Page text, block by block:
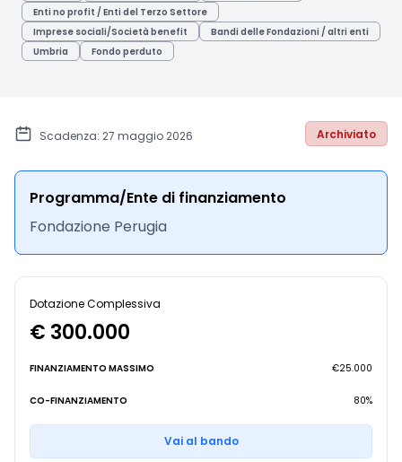
Enti no profit / Enti del Terzo Settore
Imprese sociali/Società benefit
Bandi delle Fondazioni / altri enti
Umbria
Fondo perduto
Scadenza: 27 maggio 2026 Archiviato
Programma/Ente di finanziamento
Fondazione Perugia
Dotazione Complessiva
€ 300.000
FINANZIAMENTO MASSIMO €25.000
CO-FINANZIAMENTO 80%
Vai al bando